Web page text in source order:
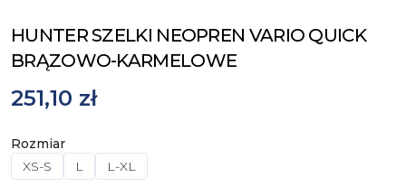
HUNTER SZELKI NEOPREN VARIO QUICK
BRĄZOWO-KARMELOWE
251,10 zł
Rozmiar
XS-S
L L-XL